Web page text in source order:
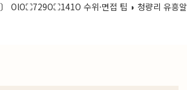
OlO⛶729O⛶141O 수위·면접 팁 ◗ 청량리 유흥알